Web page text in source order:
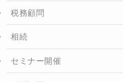
税務顧問
相続
セミナー開催